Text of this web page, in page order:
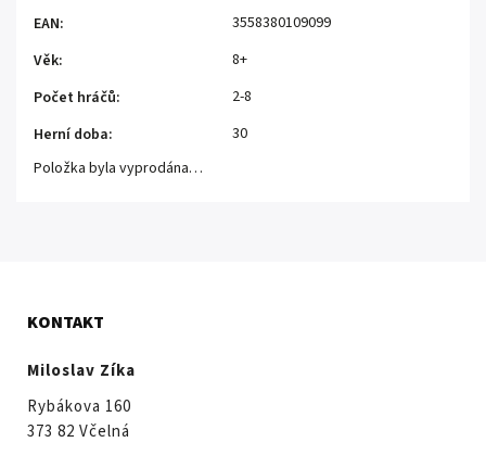
EAN:
3558380109099
Věk:
8+
Počet hráčů:
2-8
Herní doba:
30
Položka byla vyprodána…
KONTAKT
Miloslav Zíka
Rybákova 160
373 82 Včelná